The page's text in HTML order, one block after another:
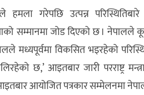
हमला गरेपछि उत्पन्न
सम्मानमा जोड दिएको छ ।
मध्यपूर्वमा विकसित भइरहेको
छ,’ आइतबार जारी परराष्ट्र
आयोजित पत्रकार सम्मेलनमा